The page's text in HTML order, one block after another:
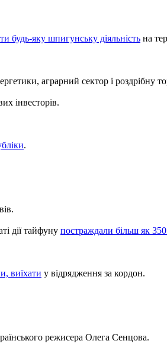
будь-яку шпигунську діяльність на
аграрний сектор і роздрібну
інвесторів.
.
дії тайфуну постраждали більш як 350
виїхати у відрядження за кордон.
режисера Олега Сенцова.